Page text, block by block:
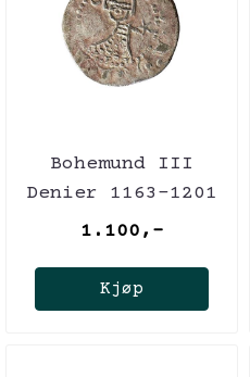
Bohemund III
Denier 1163-1201
Korsfarer
1.100,-
Kjøp